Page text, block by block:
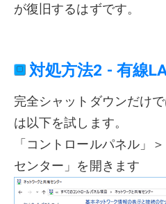
が復旧するはずです。
対処方法2 - 有線
完全シャットダウンだけ
は以下を試します。
「コントロールパネル」
センター」を開きます